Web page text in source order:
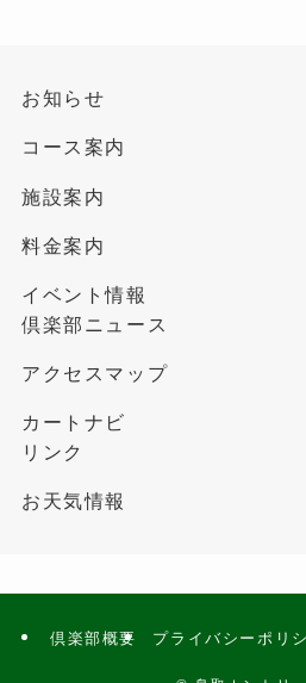
お知らせ
コース案内
施設案内
料金案内
イベント情報
倶楽部ニュース
アクセスマップ
カートナビ
リンク
お天気情報
倶楽部概要 プライバシーポリ